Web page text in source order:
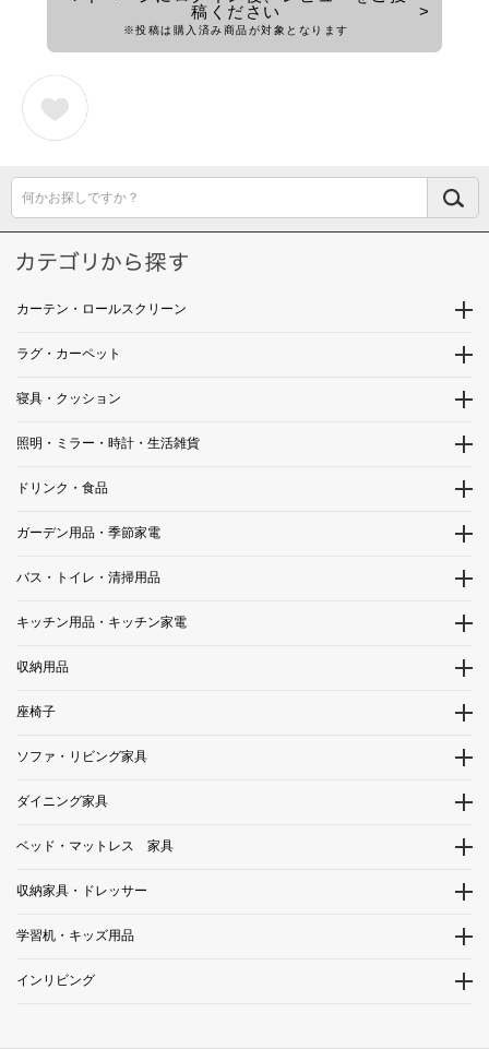
稿ください
※投稿は購入済み商品が対象となります
何かお探しですか？
カーテン・ロールスクリーン
ラグ・カーペット
寝具・クッション
照明・ミラー・時計・生活雑貨
ドリンク・食品
ガーデン用品・季節家電
バス・トイレ・清掃用品
キッチン用品・キッチン家電
収納用品
座椅子
ソファ・リビング家具
ダイニング家具
ベッド・マットレス 家具
収納家具・ドレッサー
学習机・キッズ用品
インリビング